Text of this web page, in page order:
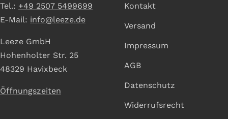
Tel.: +49 2507 5499699
E-Mail: info@leeze.de
Leeze GmbH
Hohenholter Str. 25
48329 Havixbeck
Öffnungszeiten
Kontakt
Versand
Impressum
AGB
Datenschutz
Widerrufsrecht